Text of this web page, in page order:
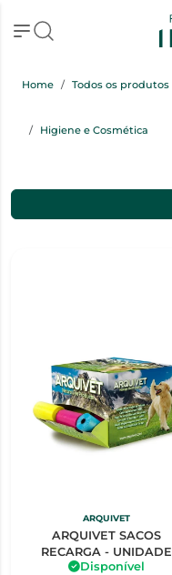
Home Todos os produtos
Higiene e Cosmética
ARQUIVET
ARQUIVET SACOS
RECARGA - UNIDADE
Disponível